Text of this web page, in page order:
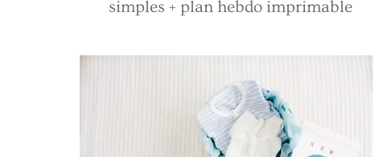
simples + plan hebdo imprimable